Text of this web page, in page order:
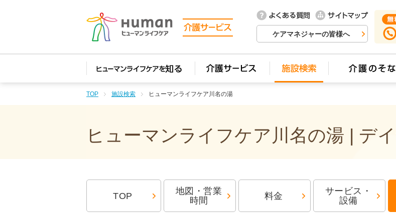
ケアマネジャーの皆様へ
TOP 施設検索 ヒューマンライフケア川名の湯
ヒューマンライフケア川名の湯 | デ
TOP
地図・営業
時間
料金
サービス・
設備